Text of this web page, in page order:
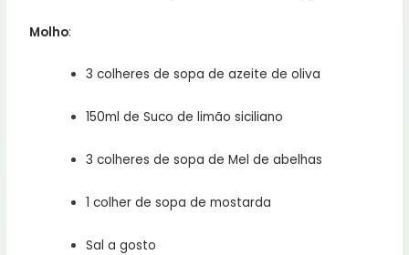
Molho:
3 colheres de sopa de azeite de oliva
150ml de Suco de limão siciliano
3 colheres de sopa de Mel de abelhas
1 colher de sopa de mostarda
Sal a gosto